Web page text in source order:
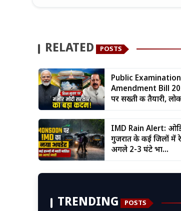
RELATED POSTS
Public
Amendment Bill
पर सख्ती की तैयारी,
IMD Rain Alert:
गुजरात के कई जिलों में
अगले 2-3 घंटे भा...
TRENDING POSTS